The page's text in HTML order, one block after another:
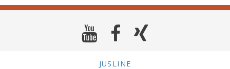
JUSLINE